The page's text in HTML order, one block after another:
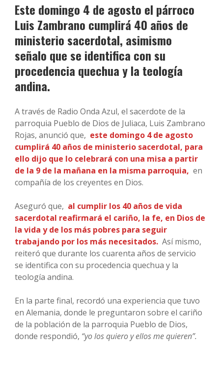
Este domingo 4 de agosto el párroco
Luis Zambrano cumplirá 40 años de
ministerio sacerdotal, asimismo
señalo que se identifica con su
procedencia quechua y la teología
andina.
A través de Radio Onda Azul, el sacerdote de la
parroquia Pueblo de Dios de Juliaca, Luis Zambrano
Rojas, anunció que, este domingo 4 de agosto
cumplirá 40 años de ministerio sacerdotal, para
ello dijo que lo celebrará con una misa a partir
de la 9 de la mañana en la misma parroquia, en
compañía de los creyentes en Dios.
Aseguró que, al cumplir los 40 años de vida
sacerdotal reafirmará el cariño, la fe, en Dios de
la vida y de los más pobres para seguir
trabajando por los más necesitados. Así mismo,
reiteró que durante los cuarenta años de servicio
se identifica con su procedencia quechua y la
teología andina.
En la parte final, recordó una experiencia que tuvo
en Alemania, donde le preguntaron sobre el cariño
de la población de la parroquia Pueblo de Dios,
donde respondió, “yo los quiero y ellos me quieren”.